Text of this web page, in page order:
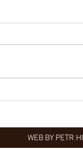
WEB BY